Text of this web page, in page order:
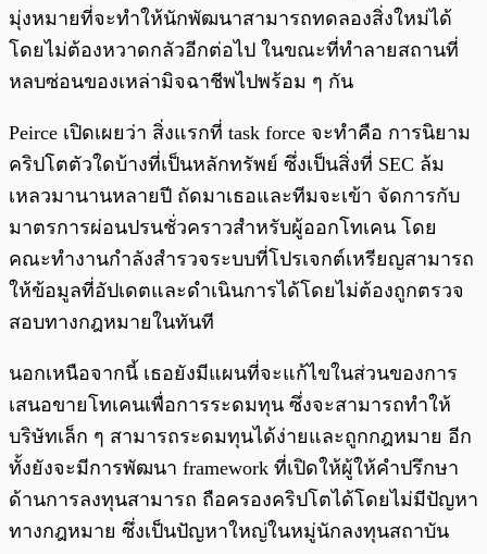
มุ่งหมายที่จะทำให้นักพัฒนาสามารถทดลองสิ่งใหม่ได้
โดยไม่ต้องหวาดกลัวอีกต่อไป ในขณะที่ทำลายสถานที่
หลบซ่อนของเหล่ามิจฉาชีพไปพร้อม ๆ กัน
Peirce เปิดเผยว่า สิ่งแรกที่ task force จะทำคือ การนิยาม
คริปโตตัวใดบ้างที่เป็นหลักทรัพย์ ซึ่งเป็นสิ่งที่ SEC ล้ม
เหลวมานานหลายปี ถัดมาเธอและทีมจะเข้า จัดการกับ
มาตรการผ่อนปรนชั่วคราวสำหรับผู้ออกโทเคน โดย
คณะทำงานกำลังสำรวจระบบที่โปรเจกต์เหรียญสามารถ
ให้ข้อมูลที่อัปเดตและดำเนินการได้โดยไม่ต้องถูกตรวจ
สอบทางกฎหมายในทันที
นอกเหนือจากนี้ เธอยังมีแผนที่จะแก้ไขในส่วนของการ
เสนอขายโทเคนเพื่อการระดมทุน ซึ่งจะสามารถทำให้
บริษัทเล็ก ๆ สามารถระดมทุนได้ง่ายและถูกกฎหมาย อีก
ทั้งยังจะมีการพัฒนา framework ที่เปิดให้ผู้ให้คำปรึกษา
ด้านการลงทุนสามารถ ถือครองคริปโตได้โดยไม่มีปัญหา
ทางกฎหมาย ซึ่งเป็นปัญหาใหญ่ในหมู่นักลงทุนสถาบัน